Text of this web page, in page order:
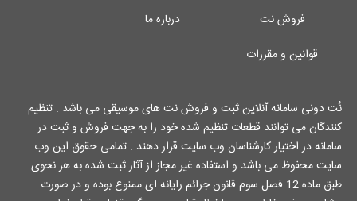
فروش نت
درباره ما
قوانین و مقررات
نُت دونی سامانه آنلاین ثبت و فروش نت های موسیقی می باشد . تنظیم
کنندگان می توانند قطعات تنظیم شده خود را به جهت فروش و ثبت در
سامانه در اختیار کارشناسان وب سایت قرار دهند . تمامی حقوق این وب
سایت محفوظ می باشد و استفاده غیر مجاز از آثار ثبت شده به هر نحوی
طبق ماده 12 فصل سوم قانون جرائم رایانه ای ممنوع بوده و در صورت